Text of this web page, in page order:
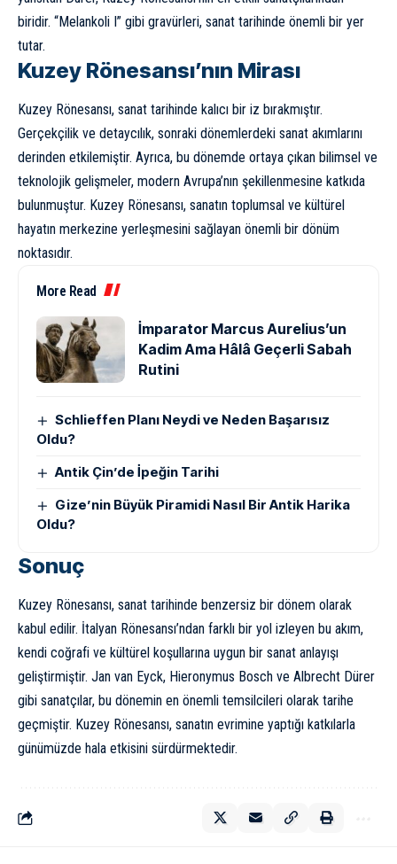
biridir. “Melankoli I” gibi gravürleri, sanat tarihinde önemli bir yer
tutar.
Kuzey Rönesansı’nın Mirası
Kuzey Rönesansı, sanat tarihinde kalıcı bir iz bırakmıştır.
Gerçekçilik ve detaycılık, sonraki dönemlerdeki sanat akımlarını
derinden etkilemiştir. Ayrıca, bu dönemde ortaya çıkan bilimsel ve
teknolojik gelişmeler, modern Avrupa’nın şekillenmesine katkıda
bulunmuştur. Kuzey Rönesansı, sanatın toplumsal ve kültürel
hayatın merkezine yerleşmesini sağlayan önemli bir dönüm
noktasıdır.
More Read
İmparator Marcus Aurelius’un
Kadim Ama Hâlâ Geçerli Sabah
Rutini
Schlieffen Planı Neydi ve Neden Başarısız
Oldu?
Antik Çin’de İpeğin Tarihi
Gize’nin Büyük Piramidi Nasıl Bir Antik Harika
Oldu?
Sonuç
Kuzey Rönesansı, sanat tarihinde benzersiz bir dönem olarak
kabul edilir. İtalyan Rönesansı’ndan farklı bir yol izleyen bu akım,
kendi coğrafi ve kültürel koşullarına uygun bir sanat anlayışı
geliştirmiştir. Jan van Eyck, Hieronymus Bosch ve Albrecht Dürer
gibi sanatçılar, bu dönemin en önemli temsilcileri olarak tarihe
geçmiştir. Kuzey Rönesansı, sanatın evrimine yaptığı katkılarla
günümüzde hala etkisini sürdürmektedir.